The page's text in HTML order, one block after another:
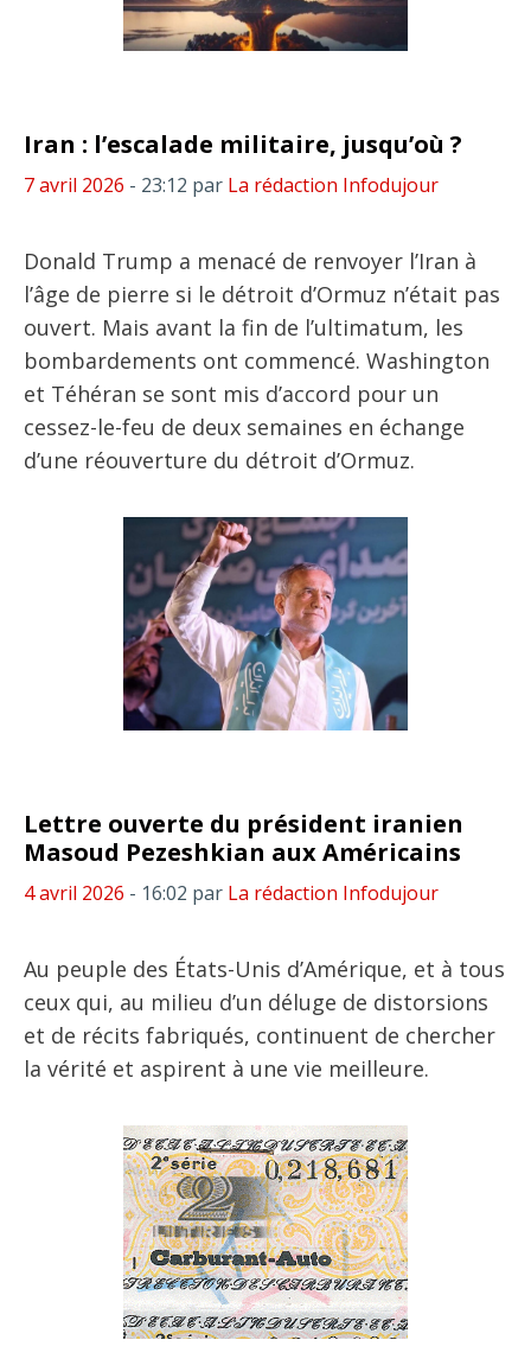
Iran : l’escalade militaire, jusqu’où ?
7 avril 2026 - 23:12 par La rédaction Infodujour
Donald Trump a menacé de renvoyer l’Iran à
l’âge de pierre si le détroit d’Ormuz n’était pas
ouvert. Mais avant la fin de l’ultimatum, les
bombardements ont commencé. Washington
et Téhéran se sont mis d’accord pour un
cessez-le-feu de deux semaines en échange
d’une réouverture du détroit d’Ormuz.
Lettre ouverte du président iranien
Masoud Pezeshkian aux Américains
4 avril 2026 - 16:02 par La rédaction Infodujour
Au peuple des États-Unis d’Amérique, et à tous
ceux qui, au milieu d’un déluge de distorsions
et de récits fabriqués, continuent de chercher
la vérité et aspirent à une vie meilleure.